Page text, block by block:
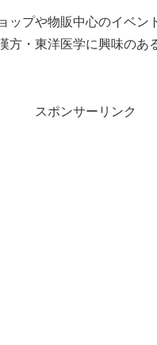
ップや物販中心のイベン
方・東洋医学に興味のあ
スポンサーリンク